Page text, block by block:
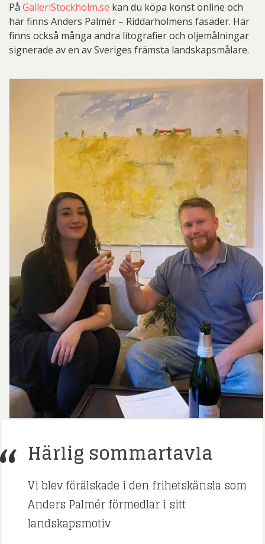
På GalleriStockholm.se kan du köpa konst online och
här finns Anders Palmér – Riddarholmens fasader. Här
finns också många andra litografier och oljemålningar
signerade av en av Sveriges främsta landskapsmålare.
Härlig sommartavla
Vi blev förälskade i den frihetskänsla som
Anders Palmér förmedlar i sitt
landskapsmotiv